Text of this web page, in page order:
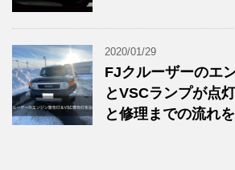
2020/01/29
FJクルーザーのエ
とVSCランプが点
と修理までの流れを